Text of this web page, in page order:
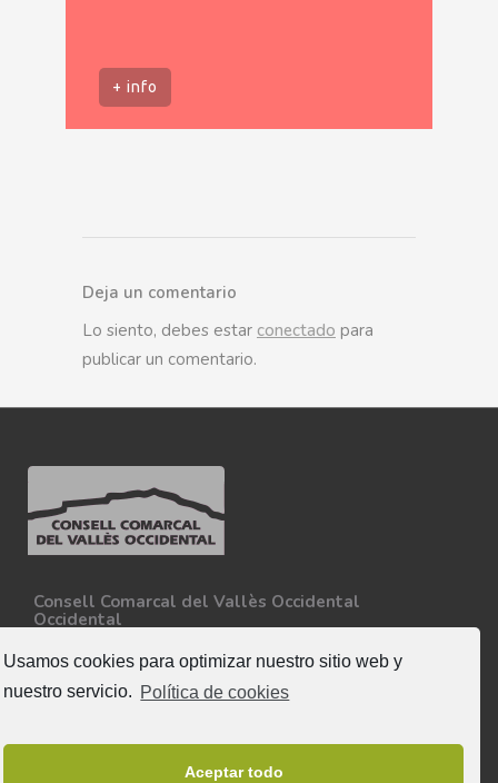
Usamos cookies para optimizar nuestro sitio web y
nuestro servicio. Política de cookies
Aceptar todo
+ info
Deja un comentario
Lo siento, debes estar conectado para
publicar un comentario.
Consell Comarcal del Vallès Occidental
Occidental
08227 - Terrassa
Tel. 93 727 35 34